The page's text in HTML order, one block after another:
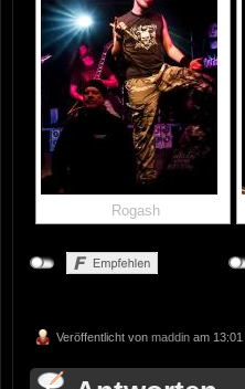
Rogash
Veröffentlicht von maddin am 13:01